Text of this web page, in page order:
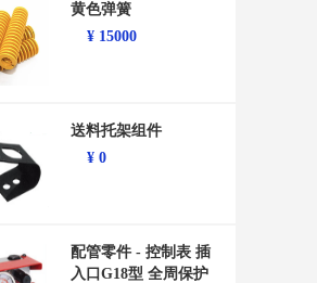
黄色弹簧
¥ 15000
送料托架组件
¥ 0
配管零件 - 控制表 插
入口G18型 全周保护